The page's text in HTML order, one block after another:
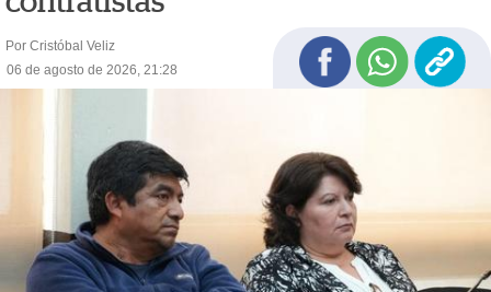
Por Cristóbal Veliz
06 de agosto de 2026, 21:28